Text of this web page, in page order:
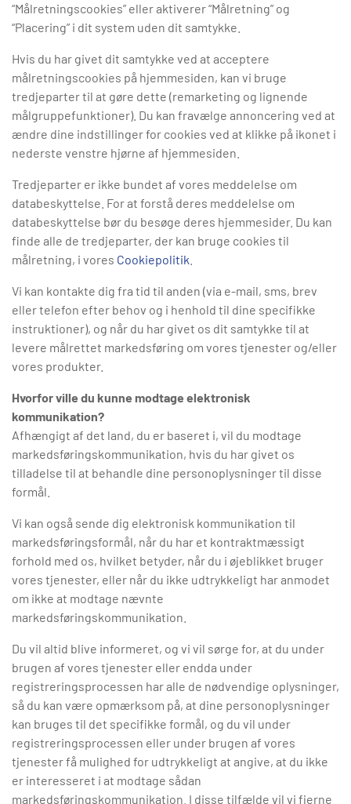
“Målretningscookies” eller aktiverer “Målretning” og
“Placering” i dit system uden dit samtykke.
Hvis du har givet dit samtykke ved at acceptere
målretningscookies på hjemmesiden, kan vi bruge
tredjeparter til at gøre dette (remarketing og lignende
målgruppefunktioner). Du kan fravælge annoncering ved at
ændre dine indstillinger for cookies ved at klikke på ikonet i
nederste venstre hjørne af hjemmesiden.
Tredjeparter er ikke bundet af vores meddelelse om
databeskyttelse. For at forstå deres meddelelse om
databeskyttelse bør du besøge deres hjemmesider. Du kan
finde alle de tredjeparter, der kan bruge cookies til
målretning, i vores Cookiepolitik
Vi kan kontakte dig fra tid til anden (via e-mail, sms, brev
eller telefon efter behov og i henhold til dine specifikke
instruktioner), og når du har givet os dit samtykke til at
levere målrettet markedsføring om vores tjenester og/eller
vores produkter.
Hvorfor ville du kunne modtage elektronisk
kommunikation?
Afhængigt af det land, du er baseret i, vil du modtage
markedsføringskommunikation, hvis du har givet os
tilladelse til at behandle dine personoplysninger til disse
formål.
Vi kan også sende dig elektronisk kommunikation til
markedsføringsformål, når du har et kontraktmæssigt
forhold med os, hvilket betyder, når du i øjeblikket bruger
vores tjenester, eller når du ikke udtrykkeligt har anmodet
om ikke at modtage nævnte
markedsføringskommunikation.
Du vil altid blive informeret, og vi vil sørge for, at du under
brugen af vores tjenester eller endda under
registreringsprocessen har alle de nødvendige oplysninger,
så du kan være opmærksom på, at dine personoplysninger
kan bruges til det specifikke formål, og du vil under
registreringsprocessen eller under brugen af vores
tjenester få mulighed for udtrykkeligt at angive, at du ikke
er interesseret i at modtage sådan
markedsføringskommunikation. I disse tilfælde vil vi fjerne